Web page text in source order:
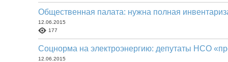
Общественная палата: нужна полная
12.06.2015
177
Соцнорма на электроэнергию: депутаты НСО
12.06.2015